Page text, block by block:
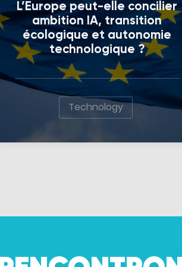
L’Europe peut-elle concilier
ambition IA, transition
écologique et autonomie
technologique ?
Technology